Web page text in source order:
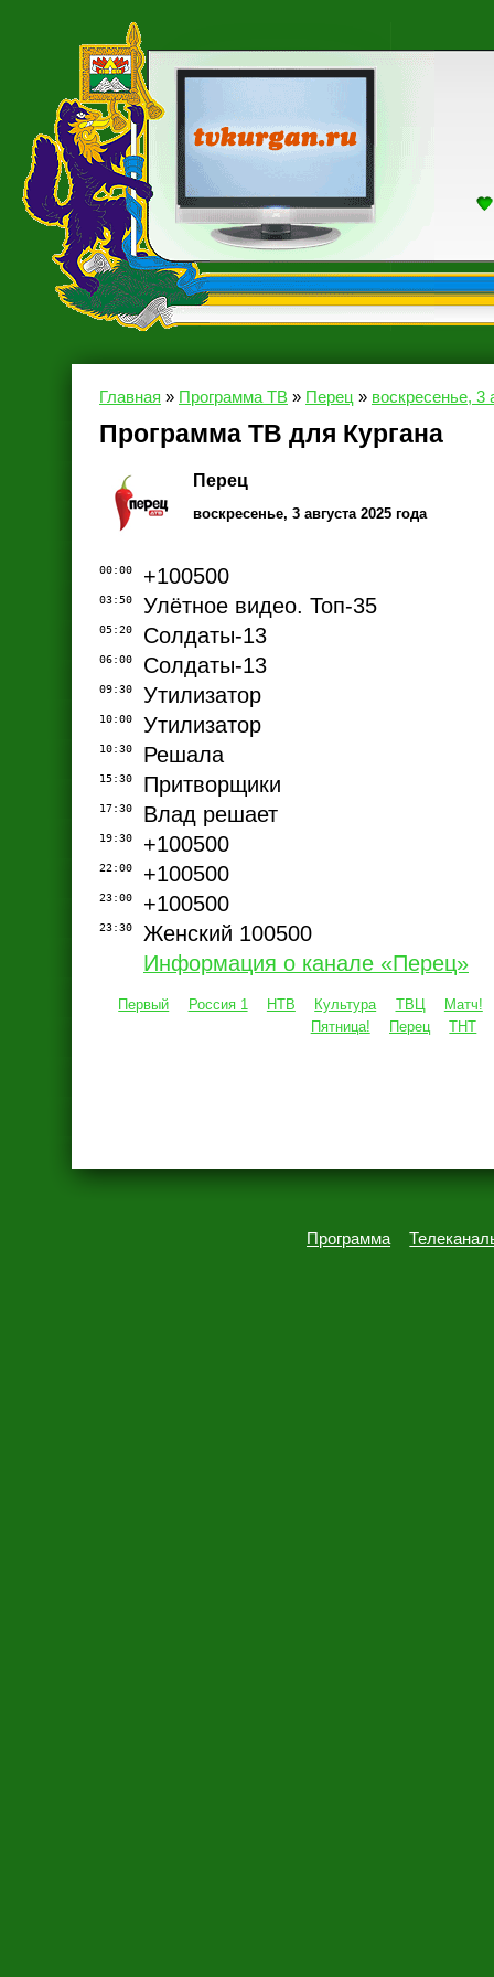
Главная » Программа ТВ » Перец » воскресенье, 3
Программа ТВ для Кургана
Перец
воскресенье, 3 августа 2025 года
00:00 +100500
03:50 Улётное видео. Топ-35
05:20 Солдаты-13
06:00 Солдаты-13
09:30 Утилизатор
10:00 Утилизатор
10:30 Решала
15:30 Притворщики
17:30 Влад решает
19:30 +100500
22:00 +100500
23:00 +100500
23:30
Женский 100500
Информация о канале «Перец»
Первый Россия 1 НТВ Культура ТВЦ
Матч!
Пятница!
Перец ТНТ
Программа